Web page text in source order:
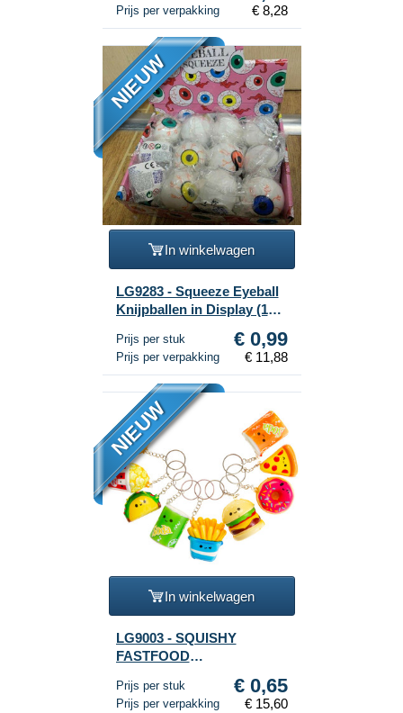
Prijs per verpakking € 8,28
NIEUW
In winkelwagen
LG9283 - Squeeze Eyeball
Knijpballen in Display (12
Prijs per stuk € 0,99
Prijs per verpakking € 11,88
NIEUW
In winkelwagen
LG9003 - SQUISHY
FASTFOOD
DISPLAY (24st.)
Prijs per stuk € 0,65
Prijs per verpakking € 15,60